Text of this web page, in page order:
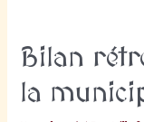
Bilan
la